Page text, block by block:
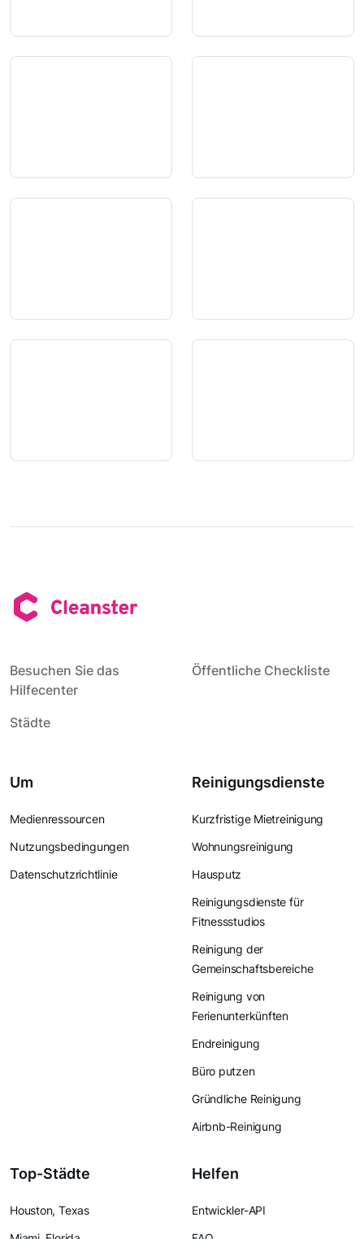
Besuchen Sie das
Hilfecenter
Öffentliche Checkliste
Städte
Um
Medienressourcen
Nutzungsbedingungen
Datenschutzrichtlinie
Reinigungsdienste
Kurzfristige Mietreinigung
Wohnungsreinigung
Hausputz
Reinigungsdienste für
Fitnessstudios
Reinigung der
Gemeinschaftsbereiche
Reinigung von
Ferienunterkünften
Endreinigung
Büro putzen
Gründliche Reinigung
Airbnb-Reinigung
Top-Städte
Houston, Texas
Helfen
Entwickler-API